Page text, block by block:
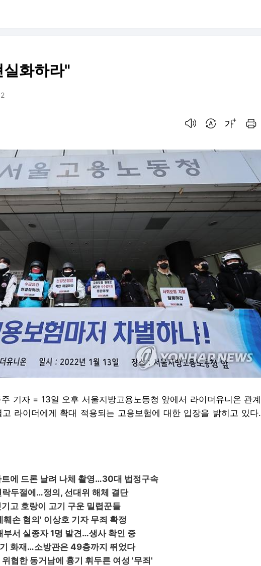
화하라"
기자 = 13일 오후 서울지방고용노동청 앞에서 라이더유니온 관계
라이더에게 확대 적용되는 고용보험에 대한 입장을 밝히고 있다.
에 드론 날려 나체 촬영…30대 법정구속
락두절에…정의, 선대위 해체 결단
고 호랑이 고기 구운 밀렵꾼들
손 혐의' 이상호 기자 무죄 확정
부서 실종자 1명 발견…생사 확인 중
화재…소방관은 49층까지 뛰었다
협한 동거남에 흉기 휘두른 여성 '무죄'